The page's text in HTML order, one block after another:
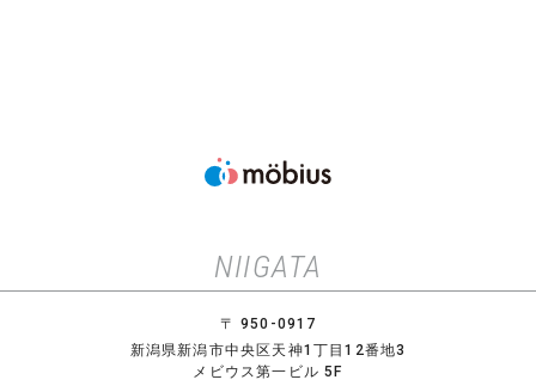
NIIGATA
〒 950-0917
新潟県新潟市中央区天神1丁目12番地3
メビウス第一ビル 5F